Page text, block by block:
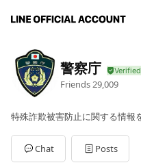
警察庁
Friends 29,009
特殊詐欺被害防止に関する情報
Chat Posts